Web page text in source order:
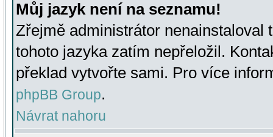
Můj jazyk není na seznamu!
Zřejmě administrátor nenainstaloval
tohoto jazyka zatím nepřeložil.
překlad vytvořte sami. Pro více
phpBB Group.
Návrat nahoru